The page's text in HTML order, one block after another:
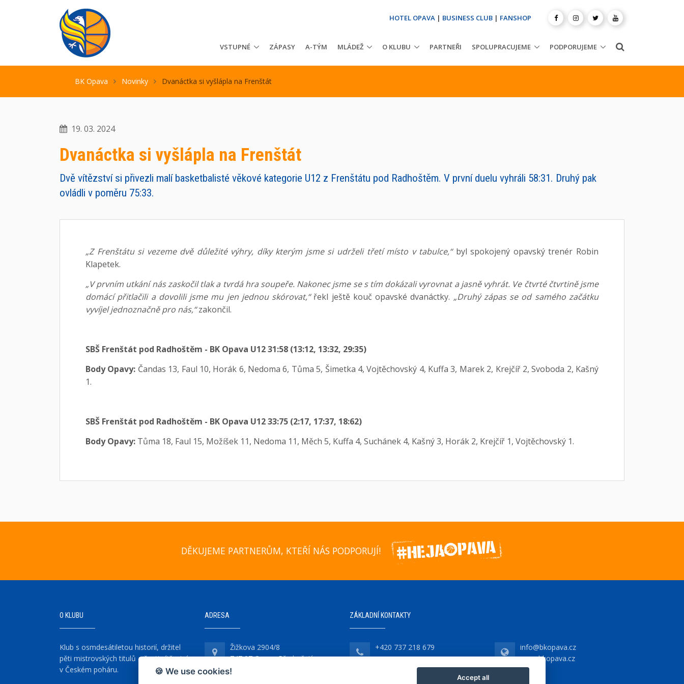
HOTEL OPAVA | BUSINESS CLUB | FANSHOP
VSTUPNÉ ZÁPASY A-TÝM MLÁDEŽ O KLUBU PARTNEŘI SPOLUPRACUJEME PODPORUJEME
BK Opava Novinky Dvanáctka si vyšlápla na Frenštát
19. 03. 2024
Dvanáctka si vyšlápla na Frenštát
Dvě vítězství si přivezli malí basketbalisté věkové kategorie U12 z Frenštátu pod Radhoštěm. V první duelu vyhráli 58:31. Druhý pak
ovládli v poměru 75:33.
„Z Frenštátu si vezeme dvě důležité výhry, díky kterým jsme si udrželi třetí místo v tabulce,“byl spokojený opavský trenér Robin
Klapetek.
„V prvním utkání nás zaskočil tlak a tvrdá hra soupeře. Nakonec jsme se s tím dokázali vyrovnat a jasně vyhrát. Ve čtvrté čtvrtině jsme
domácí přitlačili a dovolili jsme mu jen jednou skórovat,“řekl ještě kouč opavské dvanáctky. „Druhý zápas se od samého začátku
vyvíjel jednoznačně pro nás,“zakončil.
SBŠ Frenštát pod Radhoštěm - BK Opava U12 31:58 (13:12, 13:32, 29:35)
Body Opavy: Čandas 13, Faul 10, Horák 6, Nedoma 6, Tůma 5, Šimetka 4, Vojtěchovský 4, Kuffa 3, Marek 2, Krejčíř 2, Svoboda 2, Kašný
1.
SBŠ Frenštát pod Radhoštěm - BK Opava U12 33:75 (2:17, 17:37, 18:62)
Body Opavy: Tůma 18, Faul 15, Možíšek 11, Nedoma 11, Měch 5, Kuffa 4, Suchánek 4, Kašný 3, Horák 2, Krejčíř 1, Vojtěchovský 1.
DĚKUJEME PARTNERŮM, KTEŘÍ NÁS PODPORUJÍ!
O KLUBU
Klub s osmdesátiletou historií, držitel
pěti mistrovských titulů a šesti vítězství
v Českém poháru.
ADRESA
Žižkova 2904/8
747 07 Opava-Předměstí
ZÁKLADNÍ KONTAKTY
+420 737 218 679
info@bkopava.cz
www.bkopava.cz
🍪 We use cookies!
Accept all